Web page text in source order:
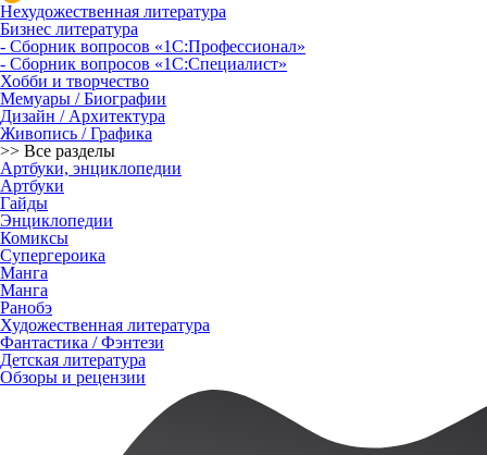
Нехудожественная литература
Бизнес литература
- Сборник вопросов «1С:Профессионал»
- Сборник вопросов «1С:Специалист»
Хобби и творчество
Мемуары / Биографии
Дизайн / Архитектура
Живопись / Графика
>> Все разделы
Артбуки, энциклопедии
Артбуки
Гайды
Энциклопедии
Комиксы
Супергероика
Манга
Манга
Ранобэ
Художественная литература
Фантастика / Фэнтези
Детская литература
Обзоры и рецензии